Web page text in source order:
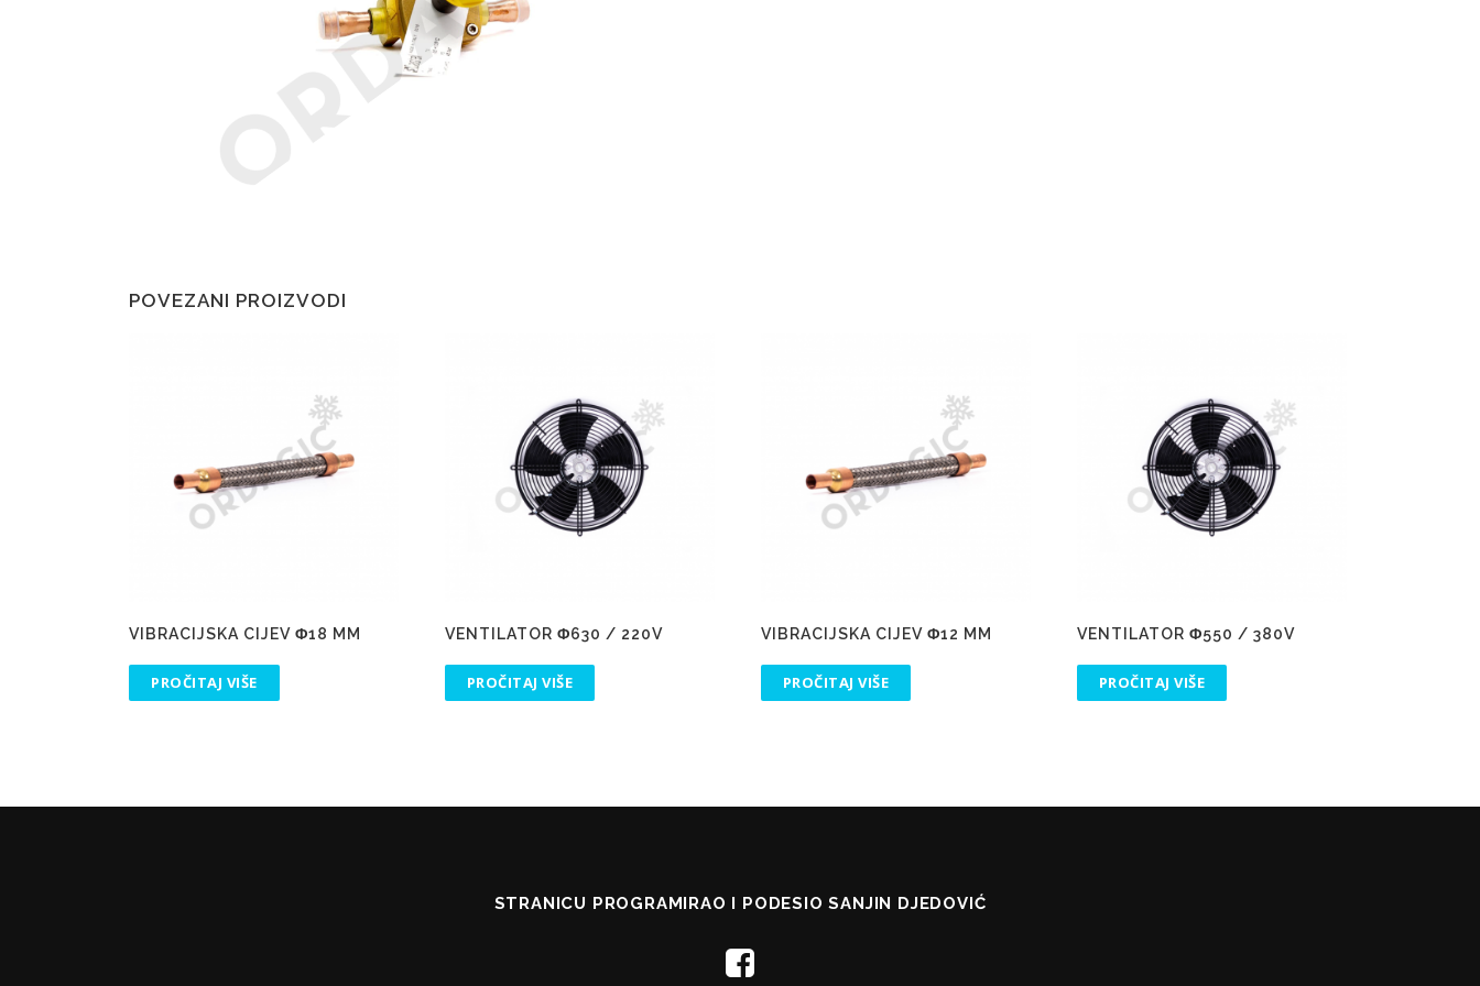
POVEZANI PROIZVODI
VIBRACIJSKA CIJEV Φ18 MM
PROČITAJ VIŠE
VENTILATOR Φ630 / 220V
PROČITAJ VIŠE
VIBRACIJSKA CIJEV Φ12 MM
PROČITAJ VIŠE
VENTILATOR Φ550 / 380V
PROČITAJ VIŠE
STRANICU PROGRAMIRAO I PODESIO SANJIN DJEDOVIĆ